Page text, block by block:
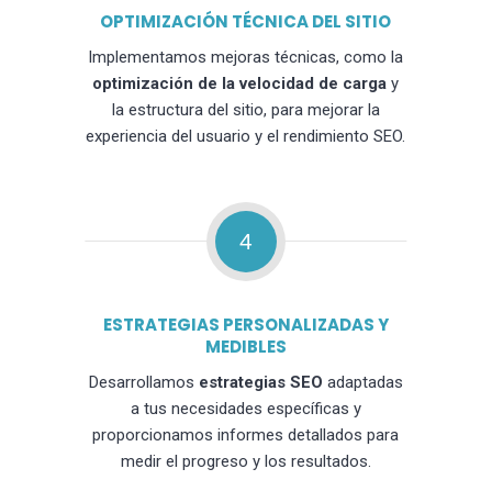
OPTIMIZACIÓN TÉCNICA DEL SITIO
Implementamos mejoras técnicas, como la
optimización de la velocidad de carga y
la estructura del sitio, para mejorar la
experiencia del usuario y el rendimiento SEO.
4
ESTRATEGIAS PERSONALIZADAS Y
MEDIBLES
Desarrollamos estrategias SEO adaptadas
a tus necesidades específicas y
proporcionamos informes detallados para
medir el progreso y los resultados.